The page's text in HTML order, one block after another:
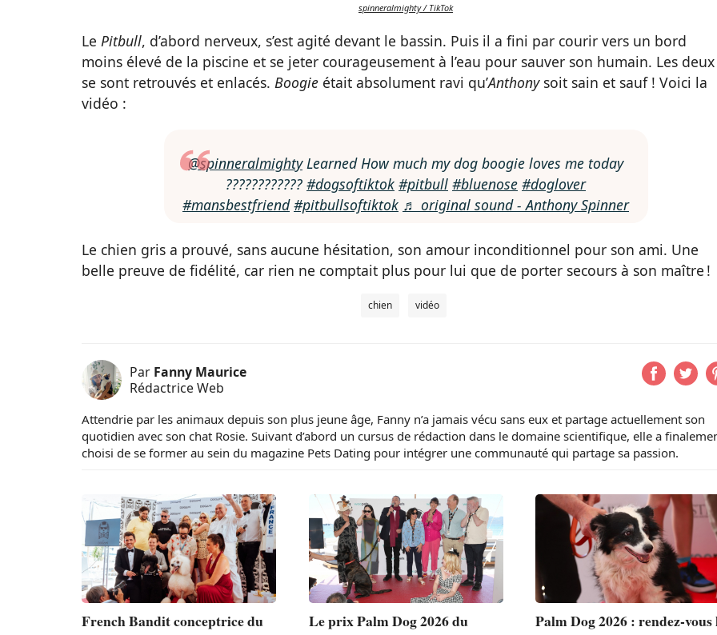
spinneralmighty / TikTok
Le Pitbull, d’abord nerveux, s’est agité devant le bassin. Puis il a fini par courir vers un bord
moins élevé de la piscine et se jeter courageusement à l’eau pour sauver son humain. Les deux
se sont retrouvés et enlacés. Boogie était absolument ravi qu’Anthony soit sain et sauf ! Voici la
vidéo :
@spinneralmightyLearned How much my dog boogie loves me today
???????????? #dogsoftiktok #pitbull #bluenose #doglover
#mansbestfriend #pitbullsoftiktok ♬ original sound - Anthony Spinner
Le chien gris a prouvé, sans aucune hésitation, son amour inconditionnel pour son ami. Une
belle preuve de fidélité, car rien ne comptait plus pour lui que de porter secours à son maître !
chien vidéo
Par Fanny Maurice
Rédactrice Web
Attendrie par les animaux depuis son plus jeune âge, Fanny n’a jamais vécu sans eux et partage actuellement son
quotidien avec son chat Rosie. Suivant d’abord un cursus de rédaction dans le domaine scientifique, elle a
choisi de se former au sein du magazine Pets Dating pour intégrer une communauté qui partage sa passion.
French Bandit conceptrice du
Le prix Palm Dog 2026 du
Palm Dog 2026 : rendez-vous